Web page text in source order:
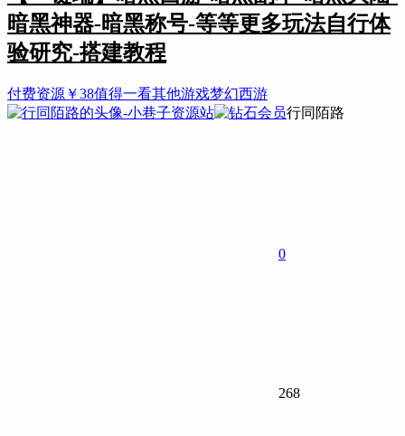
暗黑神器-暗黑称号-等等更多玩法自行体
验研究-搭建教程
付费资源 ￥38值得一看其他游戏梦幻西游
行同陌路
0
268